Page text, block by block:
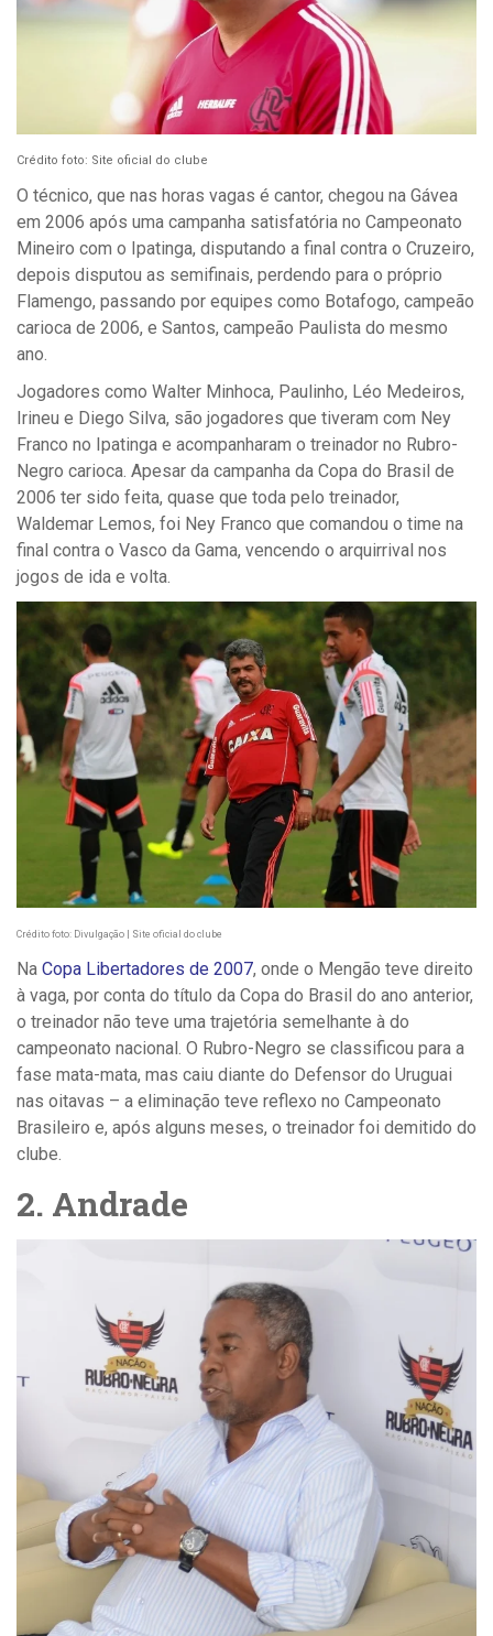
Crédito foto: Site oficial do clube
O técnico, que nas horas vagas é cantor, chegou na Gávea
em 2006 após uma campanha satisfatória no Campeonato
Mineiro com o Ipatinga, disputando a final contra o Cruzeiro,
depois disputou as semifinais, perdendo para o próprio
Flamengo, passando por equipes como Botafogo, campeão
carioca de 2006, e Santos, campeão Paulista do mesmo
ano.
Jogadores como Walter Minhoca, Paulinho, Léo Medeiros,
Irineu e Diego Silva, são jogadores que tiveram com Ney
Franco no Ipatinga e acompanharam o treinador no Rubro-
Negro carioca. Apesar da campanha da Copa do Brasil de
2006 ter sido feita, quase que toda pelo treinador,
Waldemar Lemos, foi Ney Franco que comandou o time na
final contra o Vasco da Gama, vencendo o arquirrival nos
jogos de ida e volta.
Crédito foto: Divulgação | Site oficial do clube
Na Copa Libertadores de 2007, onde o Mengão teve direito
à vaga, por conta do título da Copa do Brasil do ano anterior,
o treinador não teve uma trajetória semelhante à do
campeonato nacional. O Rubro-Negro se classificou para a
fase mata-mata, mas caiu diante do Defensor do Uruguai
nas oitavas – a eliminação teve reflexo no Campeonato
Brasileiro e, após alguns meses, o treinador foi demitido do
clube.
2. Andrade